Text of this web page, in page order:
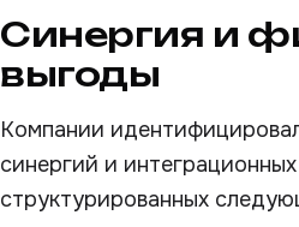
Синергия и
выгоды
Компании
синергий и
структурированных